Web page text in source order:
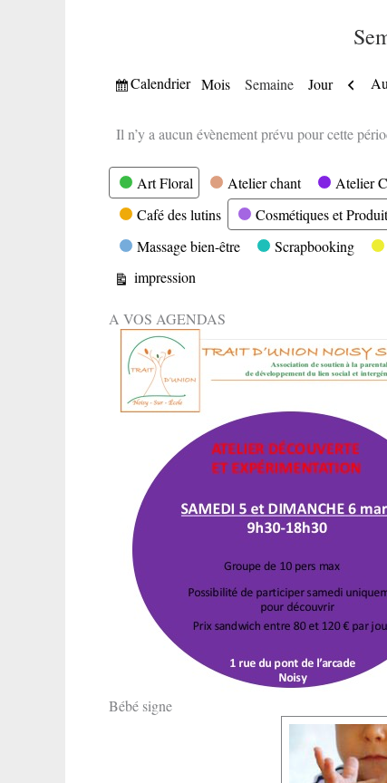
Vue
Calendrier Mois Semaine Jour
Il n’y a aucun évènement prévu pour cette
Catégories
Art Floral Atelier chant Atelier
Café des lutins
Cosmétiques et
Massage bien-être
Scrapbooking
Vue
impression
A VOS AGENDAS
Bébé signe